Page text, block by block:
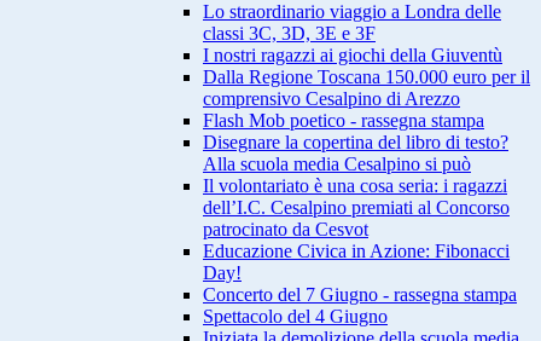
Lo straordinario viaggio a Londra delle
classi 3C, 3D, 3E e 3F
I nostri ragazzi ai giochi della Giuventù
Dalla Regione Toscana 150.000 euro per il
comprensivo Cesalpino di Arezzo
Flash Mob poetico - rassegna stampa
Disegnare la copertina del libro di testo?
Alla scuola media Cesalpino si può
Il volontariato è una cosa seria: i ragazzi
dell’I.C. Cesalpino premiati al Concorso
patrocinato da Cesvot
Educazione Civica in Azione: Fibonacci
Day!
Concerto del 7 Giugno - rassegna stampa
Spettacolo del 4 Giugno